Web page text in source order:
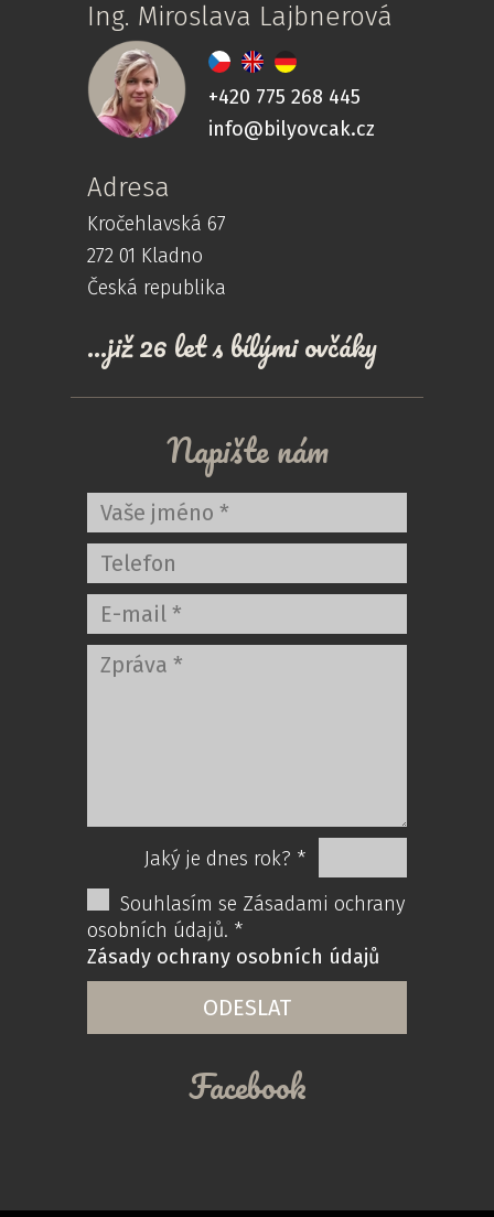
Ing. Miroslava Lajbnerová
+420 775 268 445
info@bilyovcak.cz
Adresa
Kročehlavská 67
272 01 Kladno
Česká republika
...již 26 let s bílými ovčáky
Napište nám
Jaký je dnes rok? *
Souhlasím se Zásadami ochrany
osobních údajů. *
Zásady ochrany osobních údajů
Facebook